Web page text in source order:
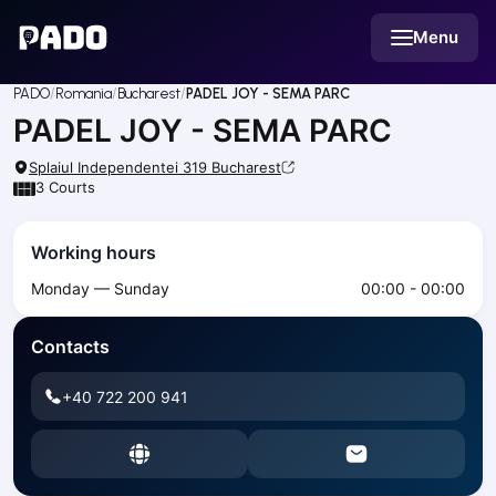
Menu
Українська
Русский
EnglishCities
Prague
Batumi
Budapest
Riga
Arlamow
Bialystok
Bielsko-Biala
Bolesławiec
Bydgoszcz
Czestochowa
PADO Romania Bucharest PADEL JOY - SEMA PARC
PADEL JOY - SEMA PARC
Splaiul Independentei 319 Bucharest
3 Courts
Working hours
Monday — Sunday 00:00 - 00:00
Contacts
+40 722 200 941